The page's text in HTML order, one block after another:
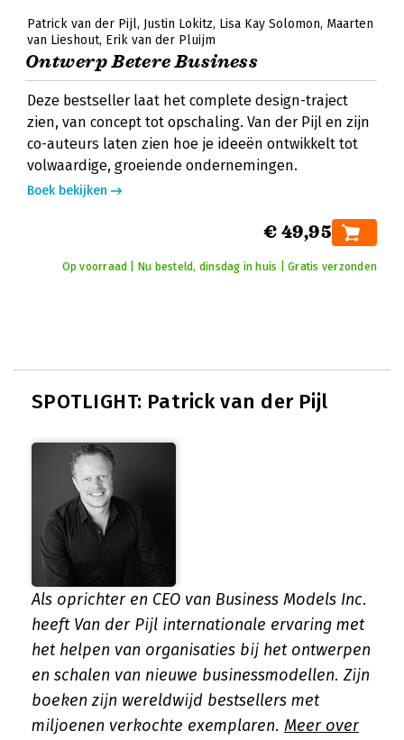
Patrick van der Pijl Justin Lokitz Lisa Kay Solomon Maarten
van Lieshout Erik van der Pluijm
Ontwerp Betere Business
Deze bestseller laat het complete design-traject
zien, van concept tot opschaling. Van der Pijl en zijn
co-auteurs laten zien hoe je ideeën ontwikkelt tot
volwaardige, groeiende ondernemingen.
Boek bekijken
€ 49,95
Op voorraad | Nu besteld, dinsdag in huis | Gratis verzonden
SPOTLIGHT: Patrick van der Pijl
Als oprichter en CEO van Business Models Inc.
heeft Van der Pijl internationale ervaring met
het helpen van organisaties bij het ontwerpen
en schalen van nieuwe businessmodellen. Zijn
boeken zijn wereldwijd bestsellers met
miljoenen verkochte exemplaren. Meer over